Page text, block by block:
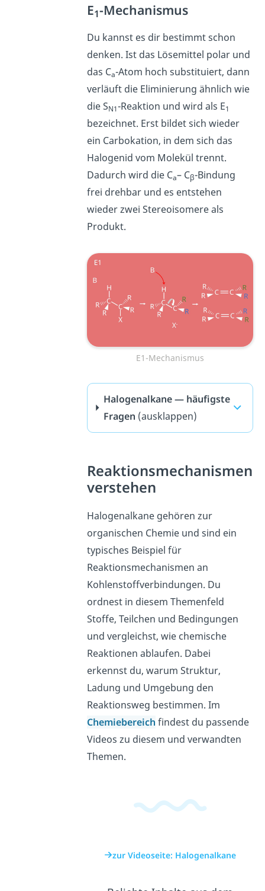
E1-Mechanismus
Du kannst es dir bestimmt schon
denken. Ist das Lösemittel polar und
das Ca-Atom hoch substituiert, dann
verläuft die Eliminierung ähnlich wie
die SN1-Reaktion und wird als E1
bezeichnet. Erst bildet sich wieder
ein Carbokation, in dem sich das
Halogenid vom Molekül trennt.
Dadurch wird die Ca– Cβ-Bindung
frei drehbar und es entstehen
wieder zwei Stereoisomere als
Produkt.
E1-Mechanismus
Halogenalkane — häufigste
Fragen (ausklappen)
Reaktionsmechanismen
verstehen
Halogenalkane gehören zur
organischen Chemie und sind ein
typisches Beispiel für
Reaktionsmechanismen an
Kohlenstoffverbindungen. Du
ordnest in diesem Themenfeld
Stoffe, Teilchen und Bedingungen
und vergleichst, wie chemische
Reaktionen ablaufen. Dabei
erkennst du, warum Struktur,
Ladung und Umgebung den
Reaktionsweg bestimmen. Im
Chemiebereich findest du passende
Videos zu diesem und verwandten
Themen.
zur Videoseite: Halogenalkane